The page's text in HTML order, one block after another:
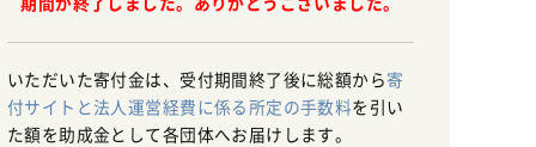
いただいた寄付金は、受付期間終了後に総額から寄
付サイトと法人運営経費に係る所定の手数料を引い
た額を助成金として各団体へお届けします。